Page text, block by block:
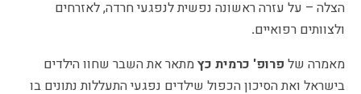
הצלה – על עזרה ראשונה נפשית לנפגעי חרדה, לאזרחים
ולצוותים רפואיים.
מאמרה של פרופ' כרמית כץ מתאר את השבר שחוו הילדים
בישראל ואת הסיכון הכפול שילדים נפגעי התעללות נתונים בו